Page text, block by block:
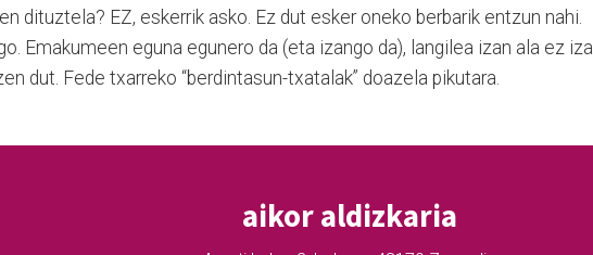
dituztela? EZ, eskerrik asko. Ez dut esker oneko berbarik entzun nahi.
Emakumeen eguna egunero da (eta izango da), langilea izan ala ez
dut. Fede txarreko “berdintasun-txatalak” doazela pikutara.
aikor aldizkaria